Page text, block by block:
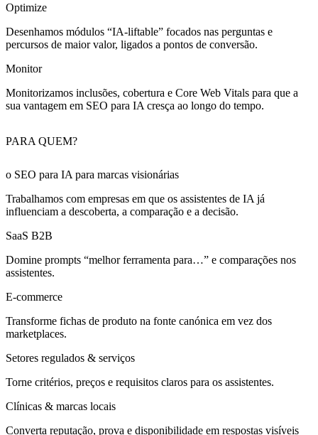
Optimize
Desenhamos módulos “IA‑liftable” focados nas perguntas e
percursos de maior valor, ligados a pontos de conversão.
Monitor
Monitorizamos inclusões, cobertura e Core Web Vitals para que a
sua vantagem em SEO para IA cresça ao longo do tempo.
PARA QUEM?
o SEO para IA para marcas visionárias
Trabalhamos com empresas em que os assistentes de IA já
influenciam a descoberta, a comparação e a decisão.
SaaS B2B
Domine prompts “melhor ferramenta para…” e comparações nos
assistentes.
E‑commerce
Transforme fichas de produto na fonte canónica em vez dos
marketplaces.
Setores regulados & serviços
Torne critérios, preços e requisitos claros para os assistentes.
Clínicas & marcas locais
Converta reputação, prova e disponibilidade em respostas visíveis